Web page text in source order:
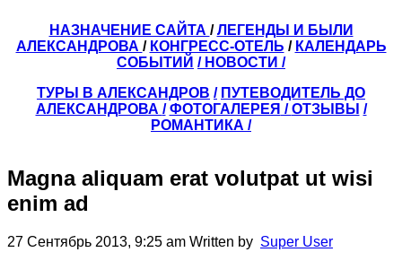
НАЗНАЧЕНИЕ САЙТА /ЛЕГЕНДЫ И БЫЛИ
АЛЕКСАНДРОВА / КОНГРЕСС-ОТЕЛЬ / КАЛЕНДАРЬ
СОБЫТИЙ / НОВОСТИ /
ТУРЫ В АЛЕКСАНДРОВ / ПУТЕВОДИТЕЛЬ ДО
АЛЕКСАНДРОВА / ФОТОГАЛЕРЕЯ /ОТЗЫВЫ /
РОМАНТИКА /
Magna aliquam erat volutpat ut wisi
enim ad
27 Сентябрь 2013, 9:25 am Written by Super User